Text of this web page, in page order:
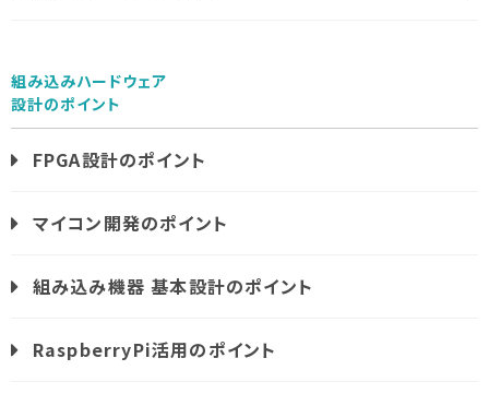
組み込みハードウェア
設計のポイント
FPGA設計のポイント
マイコン開発のポイント
組み込み機器 基本設計のポイント
RaspberryPi活用のポイント